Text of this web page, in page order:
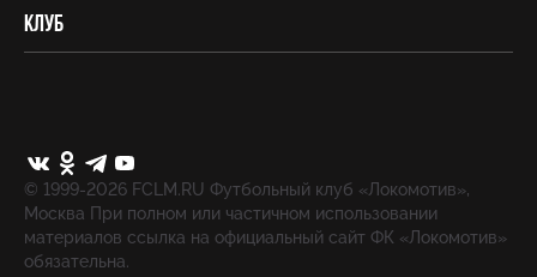
Клуб
© 1999-2026 FCLM.RU Футбольный клуб «Локомотив»,
Москва При полном или частичном использовании
материалов ссылка на официальный сайт ФК «Локомотив»
обязательна.